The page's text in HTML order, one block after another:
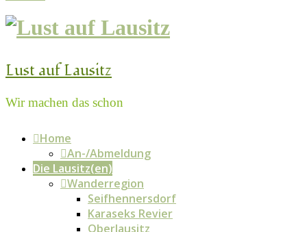
Lust auf Lausitz
Wir machen das schon
Home
An-/Abmeldung
Die Lausitz(en)
Wanderregion
Seifhennersdorf
Karaseks Revier
Oberlausitz